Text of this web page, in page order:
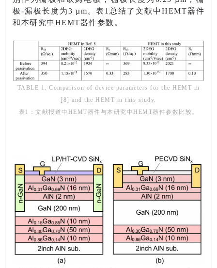
极-漏极长度为3 µm。表1总结了文献中HEMT器件
和本研究中HEMT器件参数。
TABLE 1. Comparison of device parameters for the HEMT in
[8] and the HEMT in this study.
表1：文献报道中HEMT器件与本研究中HEMT器件参数比较。